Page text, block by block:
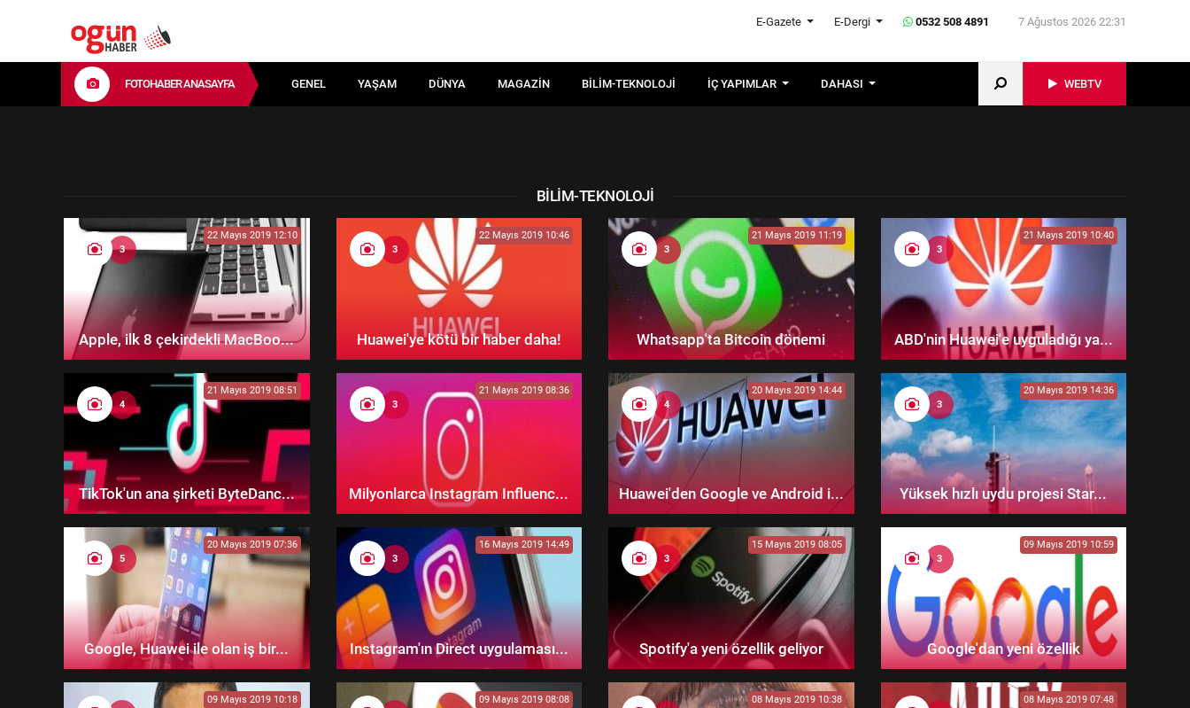
E-Gazete E-Dergi 0532 508 4891 7 Ağustos 2026 22:31
FOTOHABER ANASAYFA GENEL YAŞAM DÜNYA MAGAZIN BILIM-TEKNOLOJI İÇ YAPIMLAR DAHASI WEBTV
BILIM-TEKNOLOJI
3
22 Mayıs 2019 12:10
Apple, ilk 8 çekirdekli MacBoo...
3
22 Mayıs 2019 10:46
Huawei'ye kötü bir haber daha!
3
21 Mayıs 2019 11:19
Whatsapp'ta Bitcoin dönemi
3
21 Mayıs 2019 10:40
ABD'nin Huawei'e uyguladığı ya...
4
21 Mayıs 2019 08:51
TikTok'un ana şirketi ByteDanc...
3
21 Mayıs 2019 08:36
Milyonlarca Instagram Influenc...
4
20 Mayıs 2019 14:44
Huawei'den Google ve Android i...
3
20 Mayıs 2019 14:36
Yüksek hızlı uydu projesi Star...
5
20 Mayıs 2019 07:36
Google, Huawei ile olan iş bir...
3
16 Mayıs 2019 14:49
Instagram'ın Direct uygulaması...
3
15 Mayıs 2019 08:05
Spotify'a yeni özellik geliyor
3
09 Mayıs 2019 10:59
Google'dan yeni özellik
09 Mayıs 2019 10:18 09 Mayıs 2019 08:08 08 Mayıs 2019 10:38 08 Mayıs 2019 07:48